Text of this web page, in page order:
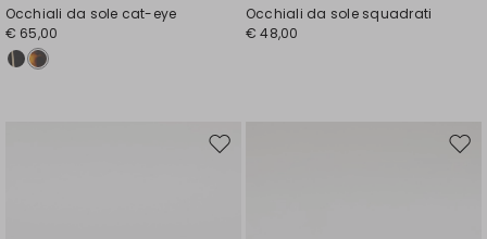
Occhiali da sole cat-eye
€ 65,00
Occhiali da sole squadrati
€ 48,00
Sposta